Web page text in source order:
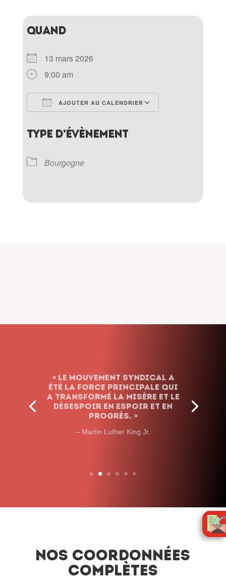
QUAND
13 mars 2026
9:00 am
AJOUTER AU CALENDRIER
TYPE D’ÉVÈNEMENT
Bourgogne
Nos coordonnées
complètes